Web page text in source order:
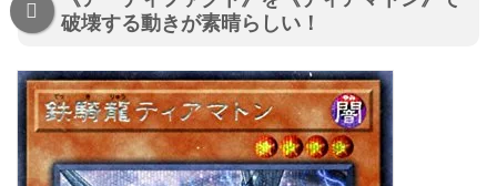
破壊する動きが素晴らしい！